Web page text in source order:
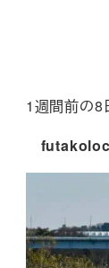
1週間前の8